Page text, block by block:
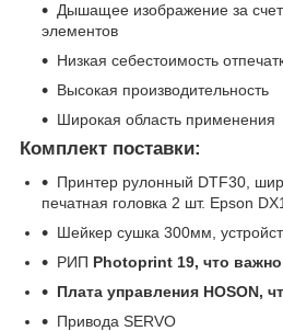
Дышащее изображение за
элементов
Низкая себестоимость
Высокая производительность
Широкая область применения
Комплект поставки:
Принтер рулонный DTF30,
печатная головка 2 шт. Epson
Шейкер сушка 300мм,
РИП Photoprint 19, что
Плата управления HOSON,
Привода SERVO